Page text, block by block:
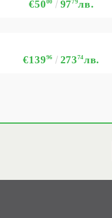
€50 97 лв.
€13996 27374лв.